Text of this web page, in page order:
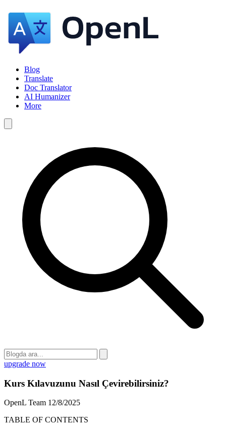
Blog
Translate
Doc Translator
AI Humanizer
More
upgrade now
Kurs Kılavuzunu Nasıl Çevirebilirsiniz?
OpenL Team 12/8/2025
TABLE OF CONTENTS